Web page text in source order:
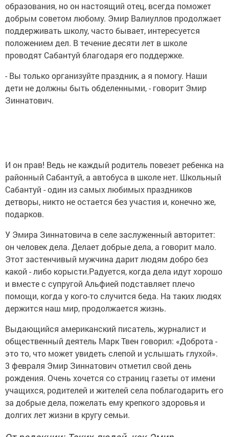
образования, но он настоящий отец, всегда поможет
добрым советом любому. Эмир Валиуллов продолжает
поддерживать школу, часто бывает, интересуется
положением дел. В течение десяти лет в школе
проводят Сабантуй благодаря его поддержке.
- Вы только организуйте праздник, а я помогу. Наши
дети не должны быть обделенными, - говорит Эмир
Зиннатович.
И он прав! Ведь не каждый родитель повезет ребенка на
районный Сабантуй, а автобуса в школе нет. Школьный
Сабантуй - один из самых любимых праздников
детворы, никто не остается без участия и, конечно же,
подарков.
У Эмира Зиннатовича в селе заслуженный авторитет:
он человек дела. Делает добрые дела, а говорит мало.
Этот застенчивый мужчина дарит людям добро без
какой - либо корысти.Радуется, когда дела идут хорошо
и вместе с супругой Альфией подставляет плечо
помощи, когда у кого-то случится беда. На таких людях
держится наш мир, продолжается жизнь.
Выдающийся американский писатель, журналист и
общественный деятель Марк Твен говорил: «Доброта -
это то, что может увидеть слепой и услышать глухой».
3 февраля Эмир Зиннатович отметил свой день
рождения. Очень хочется со страниц газеты от имени
учащихся, родителей и жителей села поблагодарить его
за добрые дела, пожелать ему крепкого здоровья и
долгих лет жизни в кругу семьи.